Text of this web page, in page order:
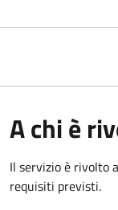
A chi è
Il servizio è rivolto
requisiti previsti.